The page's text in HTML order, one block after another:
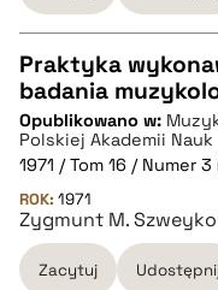
pobierz cytat
CZYSTY TEKST
pobierz cytat
BIBTEX
Praktyka
badania
Opublikowano w:
Polskiej Akademii Nauk
1971 / Tom 16 / Numer
ROK: 1971
Zygmunt M.
Zacytuj